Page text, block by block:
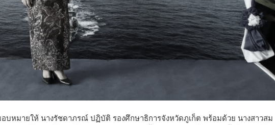
บหมายให้ นางรัชดาภรณ์ ปฏิบัติ รองศึกษาธิการจังหวัดภูเก็ต พร้อมด้วย นางสาวสม